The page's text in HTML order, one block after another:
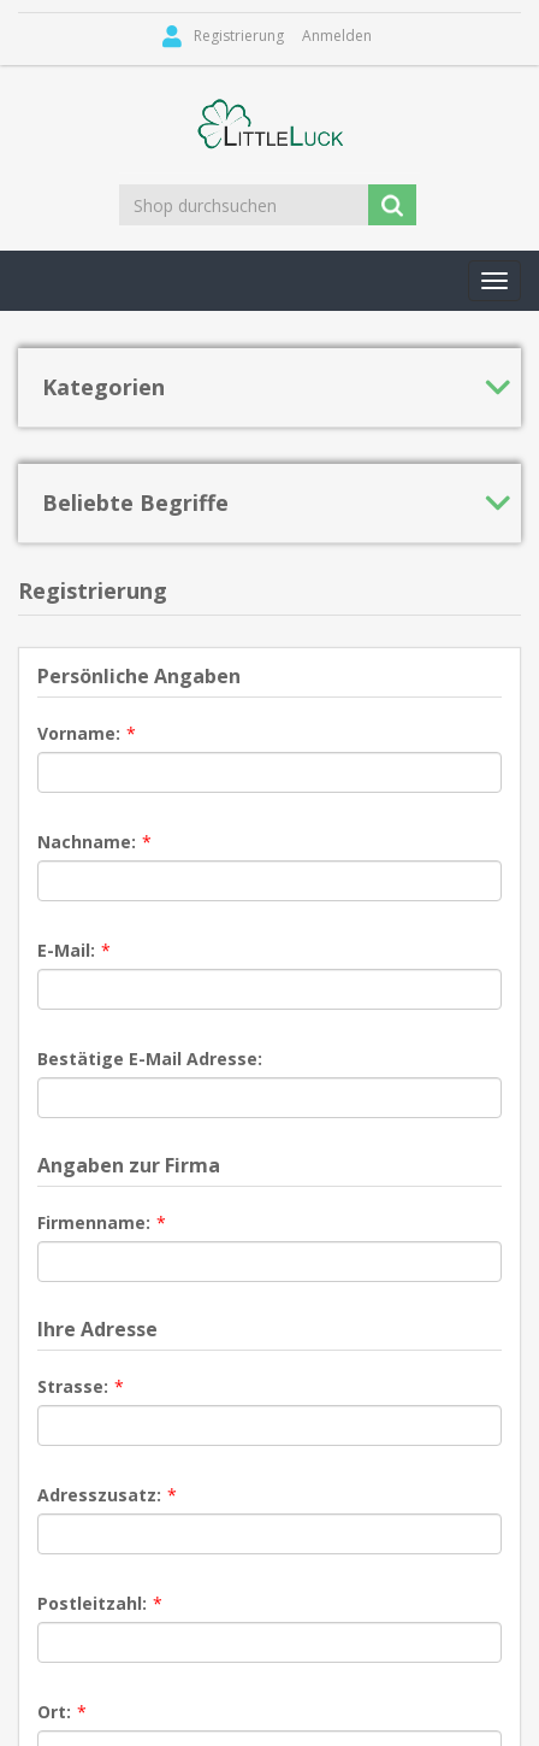
Registrierung Anmelden
Kategorien
Beliebte Begriffe
Registrierung
Persönliche Angaben
Vorname: *
Nachname: *
E-Mail: *
Bestätige E-Mail Adresse:
Angaben zur Firma
Firmenname: *
Ihre Adresse
Strasse: *
Adresszusatz: *
Postleitzahl: *
Ort: *